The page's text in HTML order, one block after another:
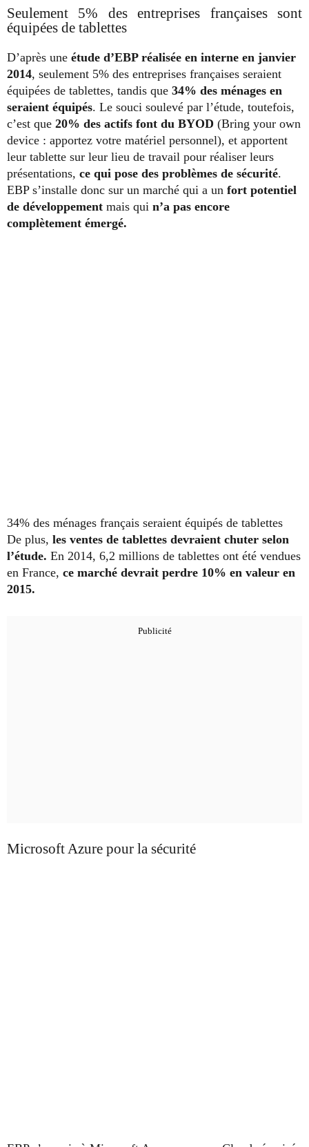
Seulement 5% des entreprises françaises sont
équipées de tablettes
D’après une étude d’EBP réalisée en interne en janvier
2014, seulement 5% des entreprises françaises seraient
équipées de tablettes, tandis que 34% des ménages en
seraient équipés. Le souci soulevé par l’étude, toutefois,
c’est que 20% des actifs font du BYOD (Bring your own
device : apportez votre matériel personnel), et apportent
leur tablette sur leur lieu de travail pour réaliser leurs
présentations, ce qui pose des problèmes de sécurité.
EBP s’installe donc sur un marché qui a un fort potentiel
de développement mais qui n’a pas encore
complètement émergé.
34% des ménages français seraient équipés de tablettes
De plus, les ventes de tablettes devraient chuter selon
l’étude. En 2014, 6,2 millions de tablettes ont été vendues
en France, ce marché devrait perdre 10% en valeur en
2015.
Microsoft Azure pour la sécurité